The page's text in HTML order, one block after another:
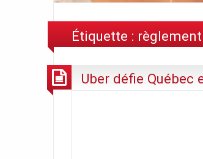
Étiquette : règlement
Uber défie Québec